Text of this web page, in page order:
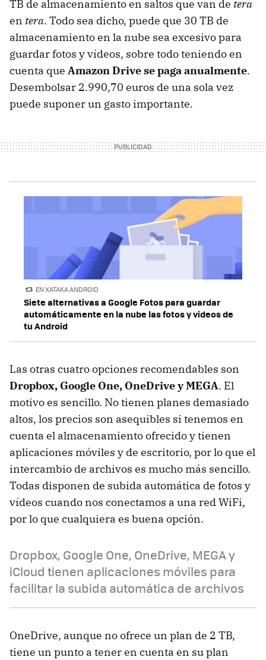
TB de almacenamiento en saltos que van de tera
en tera. Todo sea dicho, puede que 30 TB de
almacenamiento en la nube sea excesivo para
guardar fotos y vídeos, sobre todo teniendo en
cuenta que Amazon Drive se paga anualmente.
Desembolsar 2.990,70 euros de una sola vez
puede suponer un gasto importante.
EN XATAKA ANDROID
Siete alternativas a Google Fotos para guardar
automáticamente en la nube las fotos y videos de
tu Android
Las otras cuatro opciones recomendables son
Dropbox, Google One, OneDrive y MEGA. El
motivo es sencillo. No tienen planes demasiado
altos, los precios son asequibles si tenemos en
cuenta el almacenamiento ofrecido y tienen
aplicaciones móviles y de escritorio, por lo que el
intercambio de archivos es mucho más sencillo.
Todas disponen de subida automática de fotos y
vídeos cuando nos conectamos a una red WiFi,
por lo que cualquiera es buena opción.
Dropbox, Google One, OneDrive, MEGA y
iCloud tienen aplicaciones móviles para
facilitar la subida automática de archivos
OneDrive, aunque no ofrece un plan de 2 TB,
tiene un punto a tener en cuenta en su plan